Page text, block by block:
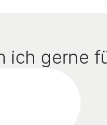
ich gerne